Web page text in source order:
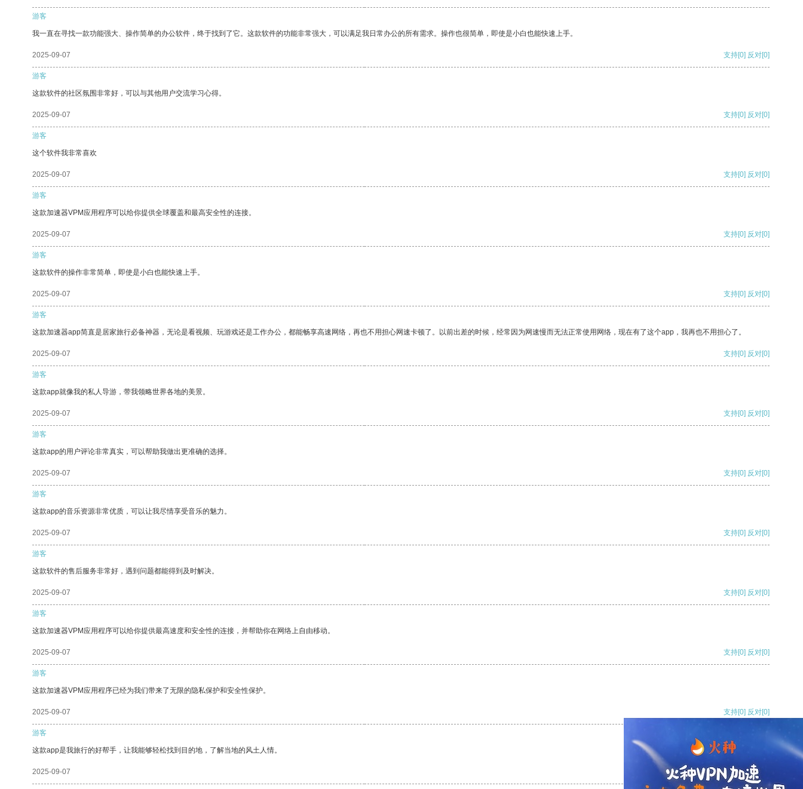
游客
我一直在寻找一款功能强大、操作简单的办公软件，终于找到了它。这款软件的功能非常强大，可以满足我日常办公的所有需求。操作也很简单，即使是小白也能快速上手。
2025-09-07 支持[0] 反对[0]
游客
这款软件的社区氛围非常好，可以与其他用户交流学习心得。
2025-09-07 支持[0] 反对[0]
游客
这个软件我非常喜欢
2025-09-07 支持[0] 反对[0]
游客
这款加速器VPM应用程序可以给你提供全球覆盖和最高安全性的连接。
2025-09-07 支持[0] 反对[0]
游客
这款软件的操作非常简单，即使是小白也能快速上手。
2025-09-07 支持[0] 反对[0]
游客
这款加速器app简直是居家旅行必备神器，无论是看视频、玩游戏还是工作办公，都能畅享高速网络，再也不用担心网速卡顿了。以前出差的时候，经常因为网速慢而无法正常使用网络，现在有了这个app，我再也不用担心了。
2025-09-07 支持[0] 反对[0]
游客
这款app就像我的私人导游，带我领略世界各地的美景。
2025-09-07 支持[0] 反对[0]
游客
这款app的用户评论非常真实，可以帮助我做出更准确的选择。
2025-09-07 支持[0] 反对[0]
游客
这款app的音乐资源非常优质，可以让我尽情享受音乐的魅力。
2025-09-07 支持[0] 反对[0]
游客
这款软件的售后服务非常好，遇到问题都能得到及时解决。
2025-09-07 支持[0] 反对[0]
游客
这款加速器VPM应用程序可以给你提供最高速度和安全性的连接，并帮助你在网络上自由移动。
2025-09-07 支持[0] 反对[0]
游客
这款加速器VPM应用程序已经为我们带来了无限的隐私保护和安全性保护。
2025-09-07 支持[0] 反对[0]
游客
这款app是我旅行的好帮手，让我能够轻松找到目的地，了解当地的风土人情。
2025-09-07 支持[0] 反对